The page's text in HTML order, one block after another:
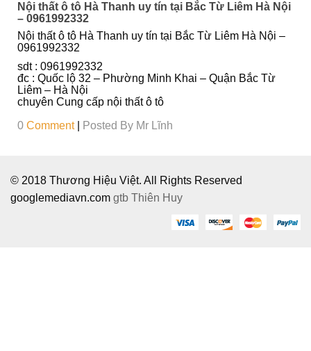
G
T
Ô
Nội thất ô tô Hà Thanh uy tín tại Bắc Từ Liêm Hà Nội
– 0961992332
Nội thất ô tô Hà Thanh uy tín tại Bắc Từ Liêm Hà Nội –
0961992332
sdt : 0961992332
đc : Quốc lộ 32 – Phường Minh Khai – Quận Bắc Từ
Liêm – Hà Nội
chuyên Cung cấp nội thất ô tô
0 Comment Posted By Mr Lĩnh
© 2018 Thương Hiệu Việt. All Rights Reserved
googlemediavn.com gtb Thiên Huy